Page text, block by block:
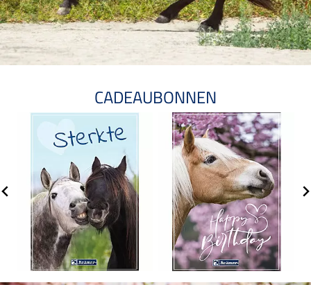
CADEAUBONNEN